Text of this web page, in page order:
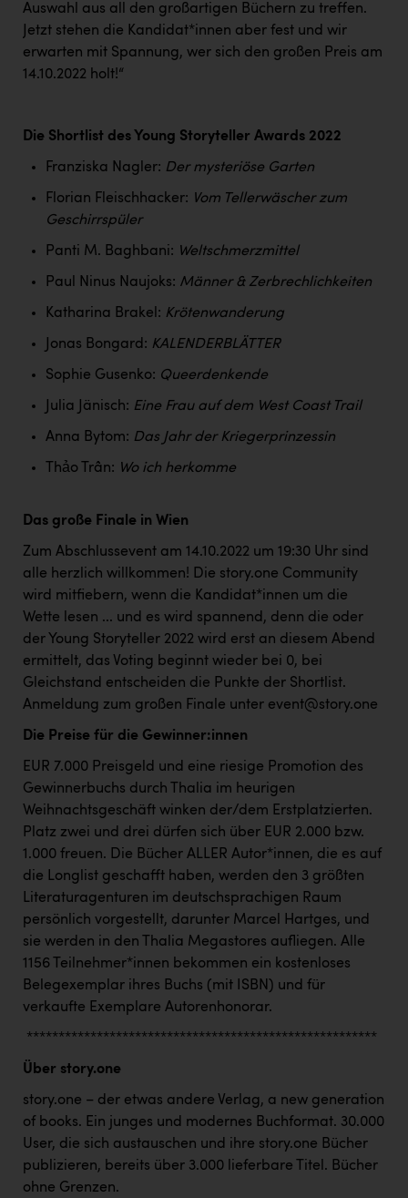
PÜSPÖK
REMAX
RE/MAX Welcome
SCRI - Salzburg Cancer Research Institute
SCHMACHTL GmbH
Schwingshandl - automation technology gmbh
Seher + Partner
Smurfit Westrock Nettingsdorf
Vier Diamanten
Vorlagenportal
Wir besiegen Krebs
Wirtschaftskammer OÖ
ZGONC
ZULuft - Zukunft Luft Austria
Österreichisches Hebammengremium
Wirtschaftskammer OÖ Energiehandel
Dopgas
kunden basics
kontakt
Auswahl aus all den großartigen Büchern zu treffen.
Jetzt stehen die Kandidat*innen aber fest und wir
erwarten mit Spannung, wer sich den großen Preis am
14.10.2022 holt!“
Die Shortlist des Young Storyteller Awards 2022
Franziska Nagler: Der mysteriöse Garten
Florian Fleischhacker: Vom Tellerwäscher zum
Geschirrspüler
Panti M. Baghbani: Weltschmerzmittel
Paul Ninus Naujoks: Männer & Zerbrechlichkeiten
Katharina Brakel: Krötenwanderung
Jonas Bongard: KALENDERBLÄTTER
Sophie Gusenko: Queerdenkende
Julia Jänisch: Eine Frau auf dem West Coast Trail
Anna Bytom: Das Jahr der Kriegerprinzessin
Thảo Trần: Wo ich herkomme
Das große Finale in Wien
Zum Abschlussevent am 14.10.2022 um 19:30 Uhr sind
alle herzlich willkommen! Die story.one Community
wird mitfiebern, wenn die Kandidat*innen um die
Wette lesen ... und es wird spannend, denn die oder
der Young Storyteller 2022 wird erst an diesem Abend
ermittelt, das Voting beginnt wieder bei 0, bei
Gleichstand entscheiden die Punkte der Shortlist.
Anmeldung zum großen Finale unter event@story.one
Die Preise für die Gewinner:innen
EUR 7.000 Preisgeld und eine riesige Promotion des
Gewinnerbuchs durch Thalia im heurigen
Weihnachtsgeschäft winken der/dem Erstplatzierten.
Platz zwei und drei dürfen sich über EUR 2.000 bzw.
1.000 freuen. Die Bücher ALLER Autor*innen, die es auf
die Longlist geschafft haben, werden den 3 größten
Literaturagenturen im deutschsprachigen Raum
persönlich vorgestellt, darunter Marcel Hartges, und
sie werden in den Thalia Megastores aufliegen. Alle
1156 Teilnehmer*innen bekommen ein kostenloses
Belegexemplar ihres Buchs (mit ISBN) und für
verkaufte Exemplare Autorenhonorar.
*******************************************************
Über story.one
story.one – der etwas andere Verlag, a new generation
of books. Ein junges und modernes Buchformat. 30.000
User, die sich austauschen und ihre story.one Bücher
publizieren, bereits über 3.000 lieferbare Titel. Bücher
ohne Grenzen.